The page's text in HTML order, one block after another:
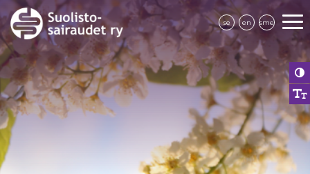
se en sme